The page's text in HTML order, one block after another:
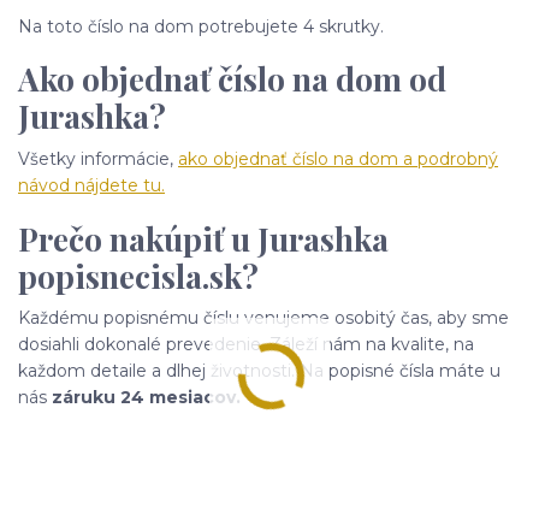
Na toto číslo na dom potrebujete 4 skrutky.
Ako objednať číslo na dom od
Jurashka?
Všetky informácie, ako objednať číslo na dom a podrobný
návod nájdete tu.
Prečo nakúpiť u Jurashka
popisnecisla.sk?
Každému popisnému číslu venujeme osobitý čas, aby sme
dosiahli dokonalé prevedenie. Záleží nám na kvalite, na
každom detaile a dlhej životnosti. Na popisné čísla máte u
nás záruku 24 mesiacov.